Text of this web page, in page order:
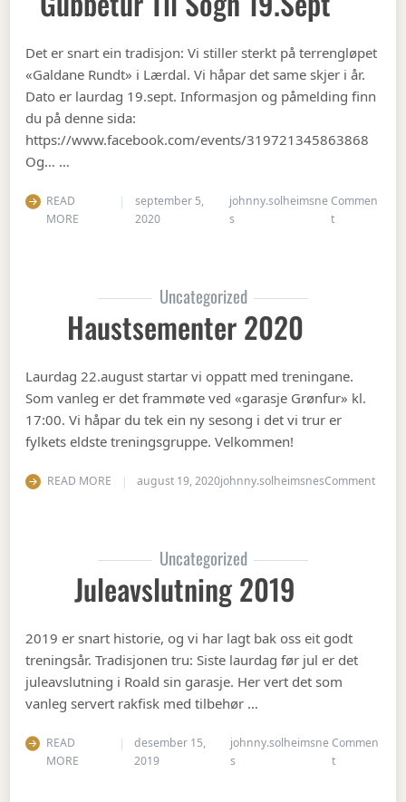
Det er snart ein tradisjon: Vi stiller sterkt på terrengløpet
«Galdane Rundt» i Lærdal. Vi håpar det same skjer i år.
Dato er laurdag 19.sept. Informasjon og påmelding finn
du på denne sida:
https://www.facebook.com/events/319721345863868
Og… …
READ
MORE
september 5,
2020
johnny.solheimsne
s
Commen
ton Gubbetur
Uncategorized
Haustsementer 2020
Laurdag 22.august startar vi oppatt med treningane.
Som vanleg er det frammøte ved «garasje Grønfur» kl.
17:00. Vi håpar du tek ein ny sesong i det vi trur er
fylkets eldste treningsgruppe. Velkommen!
READ MORE august 19, 2020johnny.solheimsnesCommenton
Uncategorized
Juleavslutning 2019
2019 er snart historie, og vi har lagt bak oss eit godt
treningsår. Tradisjonen tru: Siste laurdag før jul er det
juleavslutning i Roald sin garasje. Her vert det som
vanleg servert rakfisk med tilbehør …
READ
MORE
desember 15,
2019
johnny.solheimsne
s
Commen
ton